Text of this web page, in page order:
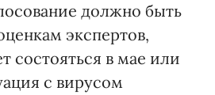
должно быть
экспертов,
состояться в мае или
с вирусом